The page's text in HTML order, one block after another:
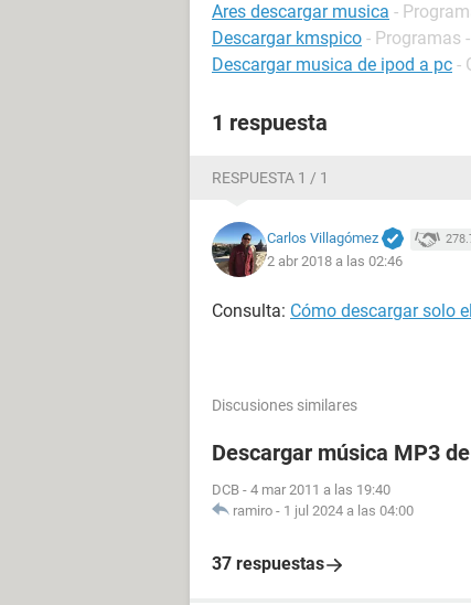
Ares descargar musica -
Descargar kmspico - Programas
Descargar musica de ipod a pc -
1 respuesta
RESPUESTA 1 / 1
Carlos Villagómez
2 abr 2018 a las 02:46
Consulta: Cómo descargar solo
Discusiones similares
Descargar música MP3
DCB - 4 mar 2011 a las 19:40
ramiro - 1 jul 2024 a las 04:00
37 respuestas